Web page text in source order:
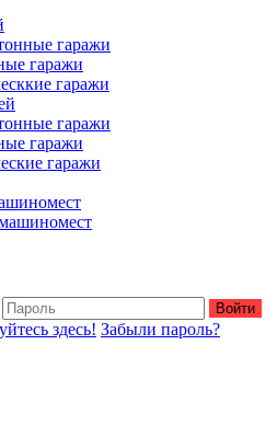
гаражи
гаражи
гаражи
гаражи
гаражи
гаражи
Войти
здесь! Забыли пароль?